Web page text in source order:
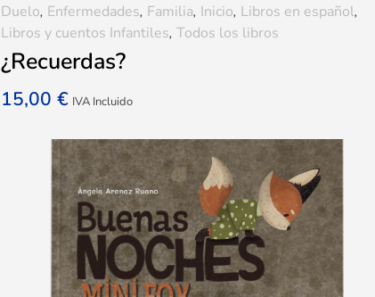
¿Recuerdas?
15,00€ IVA Incluido
Duelo, Enfermedades, Familia, Inicio, Libros en español,
Libros y cuentos Infantiles,Todos los libros